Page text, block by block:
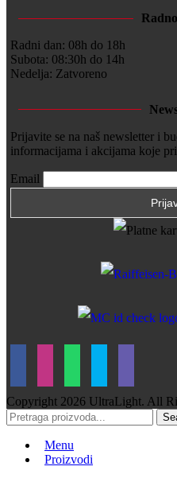
Radni dan: 08h do 18h
Subota: 08:30h do 14h
Nedelja: Zatvoreno
Prijavite se na naš newsletter i
informacijama i akcijama koje
Email
Copyright 2026 UltraLight. All
Menu
Proizvodi